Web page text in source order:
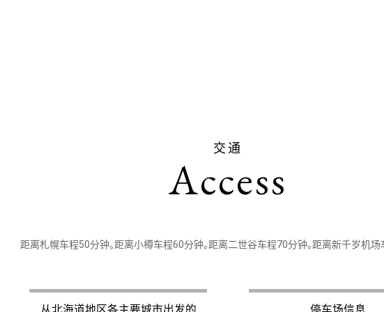
交通
Access
距离札幌车程50分钟。距离小樽车程60分钟。距离二世谷车程70分钟。距离新千岁机场